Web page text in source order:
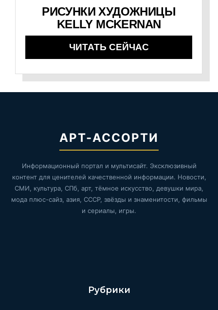
РИСУНКИ ХУДОЖНИЦЫ
KELLY MCKERNAN
ЧИТАТЬ СЕЙЧАС
АРТ-АССОРТИ
Информационный портал и мультисайт. Эксклюзивный
контент для ценителей качественной информации. Новости,
СМИ, культура, СПб, арт, тёмное искусство, девушки мира,
мода плюс-сайз, азия, СССР, звёзды и знаменитости, фильмы
и сериалы, игры.
Рубрики